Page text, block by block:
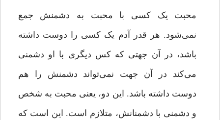
محبت یک کسى با محبت به دشمنش جمع
نمى‌‌شود. هر قدر آدم یک کسى را دوست داشته
باشد، در آن جهتى که کس دیگرى با او دشمنى
مى‌‌کند در آن جهت نمى‌‌تواند دشمنش را هم
دوست داشته باشد. این دو، یعنى محبت به شخص
و دشمنى با دشمنانش، متلازم است. این‌ است که